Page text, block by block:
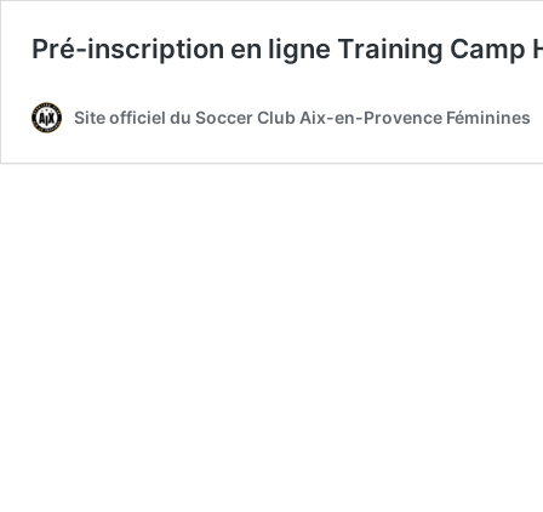
Pré-inscription en ligne Training Camp
Site officiel du Soccer Club Aix-en-Provence Féminines